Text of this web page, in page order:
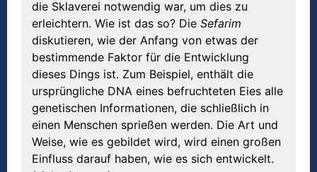
die Sklaverei notwendig war, um dies zu
erleichtern. Wie ist das so? Die Sefarim
diskutieren, wie der Anfang von etwas der
bestimmende Faktor für die Entwicklung
dieses Dings ist. Zum Beispiel, enthält die
ursprüngliche DNA eines befruchteten Eies alle
genetischen Informationen, die schließlich in
einen Menschen sprießen werden. Die Art und
Weise, wie es gebildet wird, wird einen großen
Einfluss darauf haben, wie es sich entwickelt.